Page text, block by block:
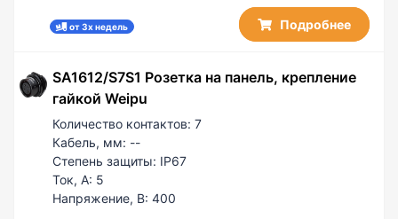
от 3х недель Подробнее
SA1612/S7S1 Розетка на панель, крепление
гайкой Weipu
Количество контактов:7
Кабель, мм: --
Степень защиты: IP67
Ток, А: 5
Напряжение, В:400